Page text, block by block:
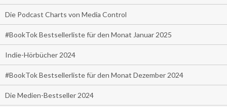
Die Podcast Charts von Media Control
#BookTok Bestsellerliste für den Monat Januar 2025
Indie-Hörbücher 2024
#BookTok Bestsellerliste für den Monat Dezember 2024
Die Medien-Bestseller 2024